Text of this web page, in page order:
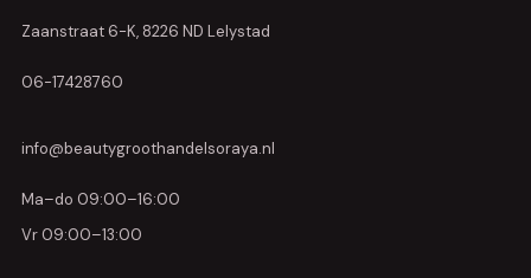
Zaanstraat 6-K, 8226 ND Lelystad
06-17428760
info@beautygroothandelsoraya.nl
Ma–do 09:00–16:00
Vr 09:00–13:00